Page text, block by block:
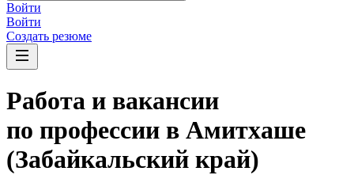
Войти
Войти
Создать резюме
Работа и вакансии
по профессии в Амитхаше
(Забайкальский край)